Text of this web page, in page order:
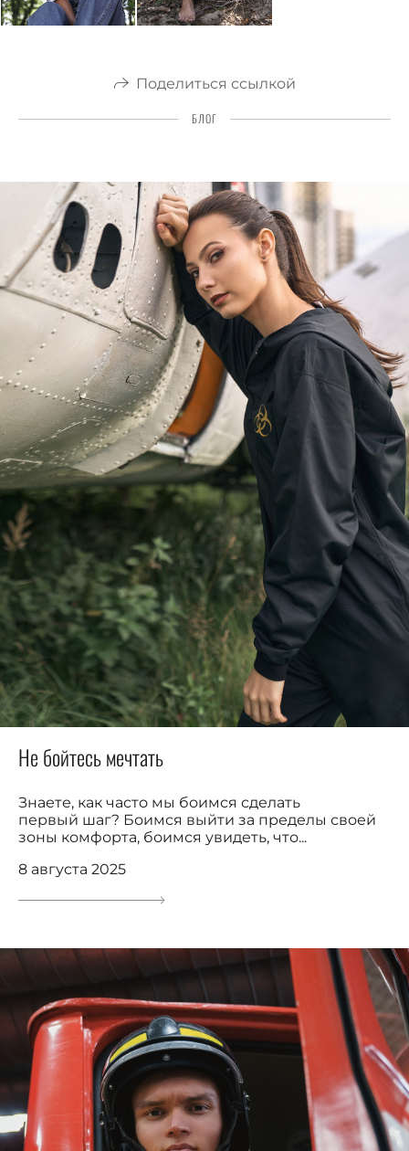
Поделиться ссылкой
БЛОГ
Не бойтесь мечтать
Знаете, как часто мы боимся сделать
первый шаг? Боимся выйти за пределы своей
зоны комфорта, боимся увидеть, что...
8 августа 2025